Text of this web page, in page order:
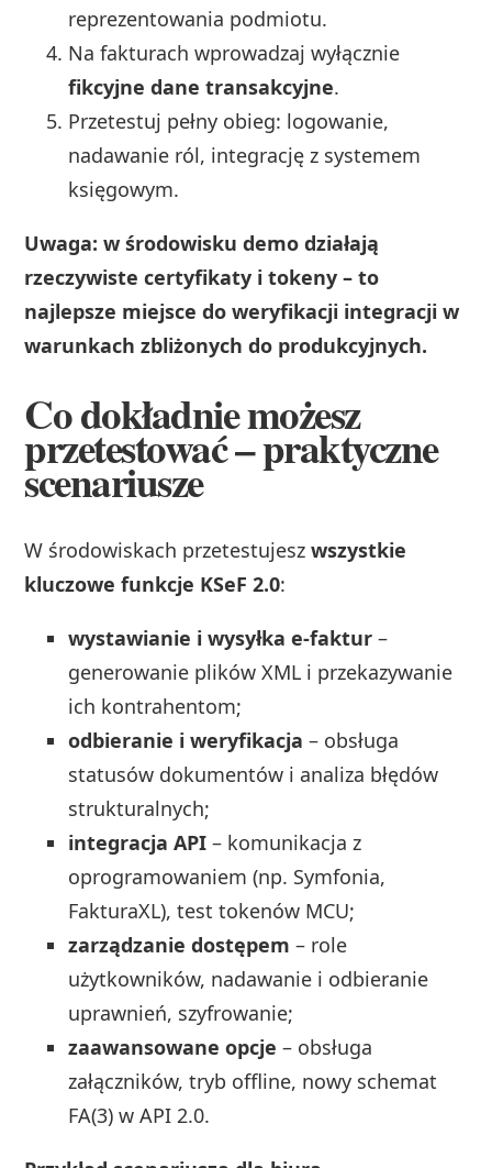
reprezentowania podmiotu.
Na fakturach wprowadzaj wyłącznie
fikcyjne dane transakcyjne.
Przetestuj pełny obieg: logowanie,
nadawanie ról, integrację z systemem
księgowym.
Uwaga: w środowisku demo działają
rzeczywiste certyfikaty i tokeny – to
najlepsze miejsce do weryfikacji integracji w
warunkach zbliżonych do produkcyjnych.
Co dokładnie możesz
przetestować – praktyczne
scenariusze
W środowiskach przetestujeszwszystkie
kluczowe funkcje KSeF 2.0:
wystawianie i wysyłka e-faktur –
generowanie plików XML i przekazywanie
ich kontrahentom;
odbieranie i weryfikacja – obsługa
statusów dokumentów i analiza błędów
strukturalnych;
integracja API – komunikacja z
oprogramowaniem (np. Symfonia,
FakturaXL), test tokenów MCU;
zarządzanie dostępem – role
użytkowników, nadawanie i odbieranie
uprawnień, szyfrowanie;
zaawansowane opcje – obsługa
załączników, tryb offline, nowy schemat
FA(3) w API 2.0.